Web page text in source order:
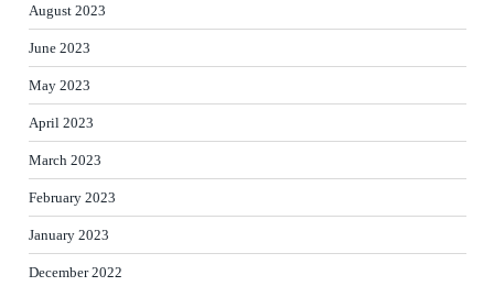
August 2023
June 2023
May 2023
April 2023
March 2023
February 2023
January 2023
December 2022